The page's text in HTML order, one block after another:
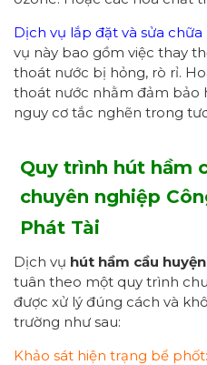
Dịch vụ lắp đặt và sửa
vụ này bao gồm việc thay
thoát nước bị hỏng, rò rỉ.
thoát nước nhằm đảm bảo
nguy cơ tắc nghẽn trong
Quy trình hút hầm
chuyên nghiệp
Phát Tài
Dịch vụ hút hầm cầu huyện
tuân theo một quy trình
được xử lý đúng cách và
trường như sau:
Khảo sát hiện trạng bể phốt: